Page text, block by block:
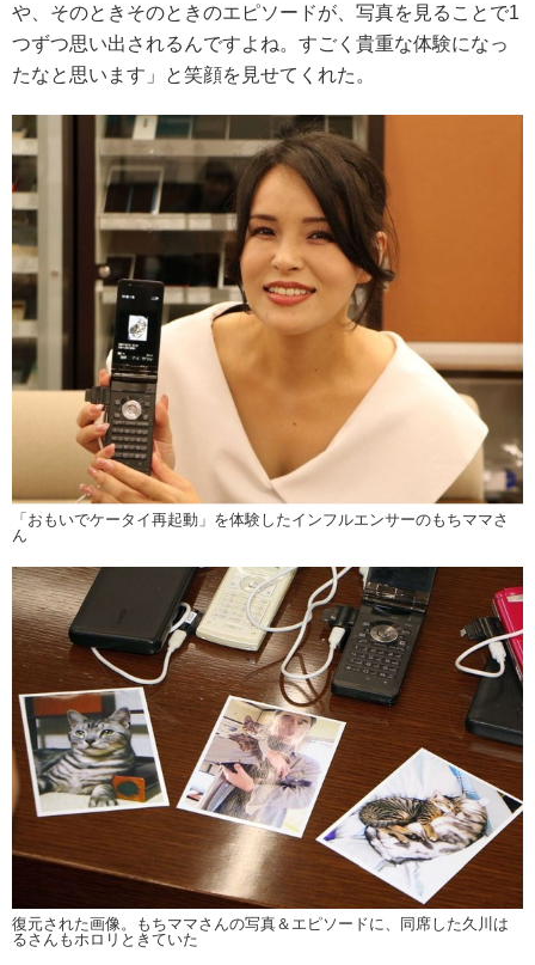
や、そのときそのときのエピソードが、写真を見ることで1
つずつ思い出されるんですよね。すごく貴重な体験になっ
たなと思います」と笑顔を見せてくれた。
「おもいでケータイ再起動」を体験したインフルエンサーのもちママさ
ん
復元された画像。もちママさんの写真＆エピソードに、同席した久川は
るさんもホロリときていた